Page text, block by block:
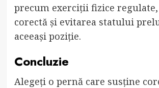
precum exerciții fizice
corectă și evitarea statului
aceeași poziție.
Concluzie
Alegeți o pernă care susține